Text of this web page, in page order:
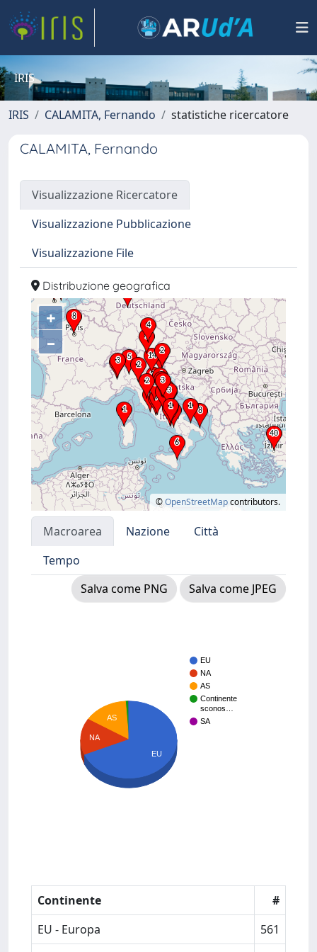
IRIS
IRIS CALAMITA, Fernando statistiche ricercatore
CALAMITA, Fernando
Visualizzazione Ricercatore
Visualizzazione Pubblicazione
Visualizzazione File
Distribuzione geografica
+
–
©OpenStreetMapcontributors.
Macroarea Nazione
Città
Tempo
Salva come PNG
Salva come JPEG
EU
NA
AS
Continente
sconos…
SA
AS
NA
EU
Continente
#
EU - Europa
561